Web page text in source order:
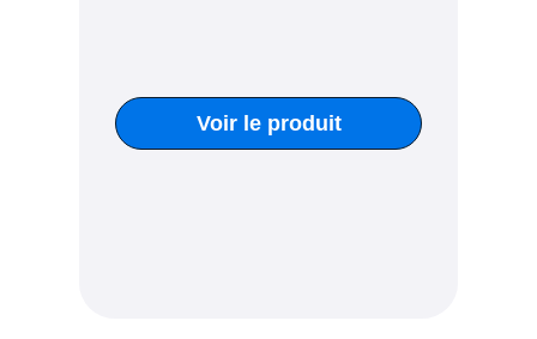
Voir le produit